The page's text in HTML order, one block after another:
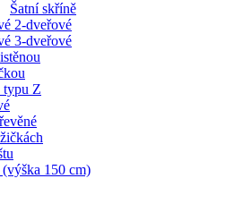
Šatní skříně
2-dveřové
3-dveřové
typu Z
150 cm)